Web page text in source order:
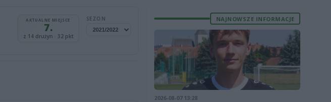
AKTUALNE MIEJSCE
7.
z 14 drużyn · 32 pkt
SEZON NAJNOWSZE INFORMACJE
2026-08-07 13:28